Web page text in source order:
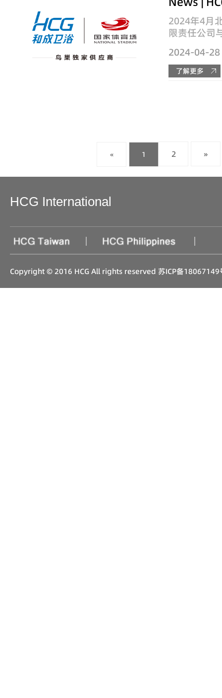
2024年4月
限责任公司
着 “ HCG
家体育场（
（卫生洁具
2024-04-28
了解更多
« 1 2 »
HCG International
| |
Copyright © 2016 HCG All rights reserved 苏ICP备